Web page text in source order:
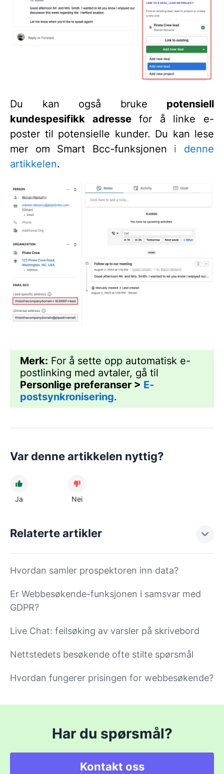
Du kan også bruke potensiell
kundespesifikk adressefor å linke e-
poster til potensielle kunder. Du kan lese
mer om Smart Bcc-funksjonen i denne
artikkelen.
Merk: For å sette opp automatisk e-
postlinking med avtaler, gå til
Personlige preferanser > E-
postsynkronisering.
Var denne artikkelen nyttig?
Ja Nei
Relaterte artikler
Hvordan samler prospektoren inn data?
Er Webbesøkende-funksjonen i samsvar med
GDPR?
Live Chat: feilsøking av varsler på skrivebord
Nettstedets besøkende ofte stilte spørsmål
Hvordan fungerer prisingen for webbesøkende?
Har du spørsmål?
Kontakt oss